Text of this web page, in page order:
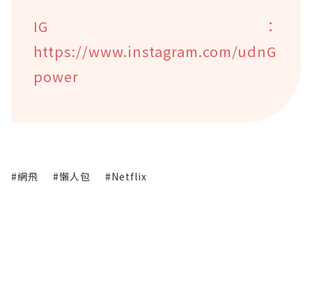
IG：
https://www.instagram.com/udnG
power
#網飛 #懶人包 #Netflix